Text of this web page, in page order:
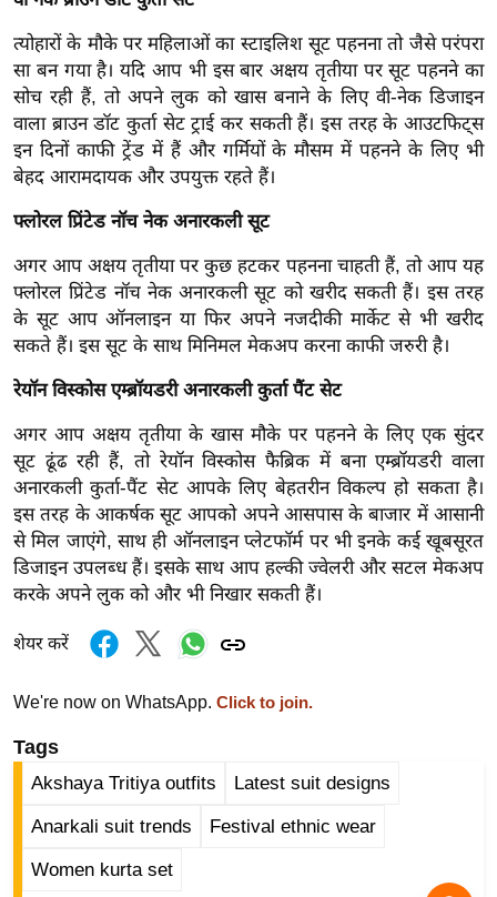
ग
इं
डि
या
सा
हि
त्य
ग
त
ऑ
व
न्यू
ज
ब्री
फ
म
नो
न
ग
त
ली
वु
त्योहारों के मौके पर महिलाओं का स्टाइलिश सूट पहनना तो जैसे परंपरा
सा बन गया है। यदि आप भी इस बार अक्षय तृतीया पर सूट पहनने का
सोच रही हैं, तो अपने लुक को खास बनाने के लिए वी-नेक डिजाइन
वाला ब्राउन डॉट कुर्ता सेट ट्राई कर सकती हैं। इस तरह के आउटफिट्स
इन दिनों काफी ट्रेंड में हैं और गर्मियों के मौसम में पहनने के लिए भी
बेहद आरामदायक और उपयुक्त रहते हैं।
फ्लोरल प्रिंटेड नॉच नेक अनारकली सूट
अगर आप अक्षय तृतीया पर कुछ हटकर पहनना चाहती हैं, तो आप यह
फ्लोरल प्रिंटेड नॉच नेक अनारकली सूट को खरीद सकती हैं। इस तरह
के सूट आप ऑनलाइन या फिर अपने नजदीकी मार्केट से भी खरीद
सकते हैं। इस सूट के साथ मिनिमल मेकअप करना काफी जरुरी है।
रेयॉन विस्कोस एम्ब्रॉयडरी अनारकली कुर्ता पैंट सेट
अगर आप अक्षय तृतीया के खास मौके पर पहनने के लिए एक सुंदर
सूट ढूंढ रही हैं, तो रेयॉन विस्कोस फैब्रिक में बना एम्ब्रॉयडरी वाला
अनारकली कुर्ता-पैंट सेट आपके लिए बेहतरीन विकल्प हो सकता है।
इस तरह के आकर्षक सूट आपको अपने आसपास के बाजार में आसानी
से मिल जाएंगे, साथ ही ऑनलाइन प्लेटफॉर्म पर भी इनके कई खूबसूरत
डिजाइन उपलब्ध हैं। इसके साथ आप हल्की ज्वेलरी और सटल मेकअप
करके अपने लुक को और भी निखार सकती हैं।
शेयर करें
We're now on WhatsApp. Click to join.
Tags
Akshaya Tritiya outfits Latest suit designs
Anarkali suit trends Festival ethnic wear
Women kurta set